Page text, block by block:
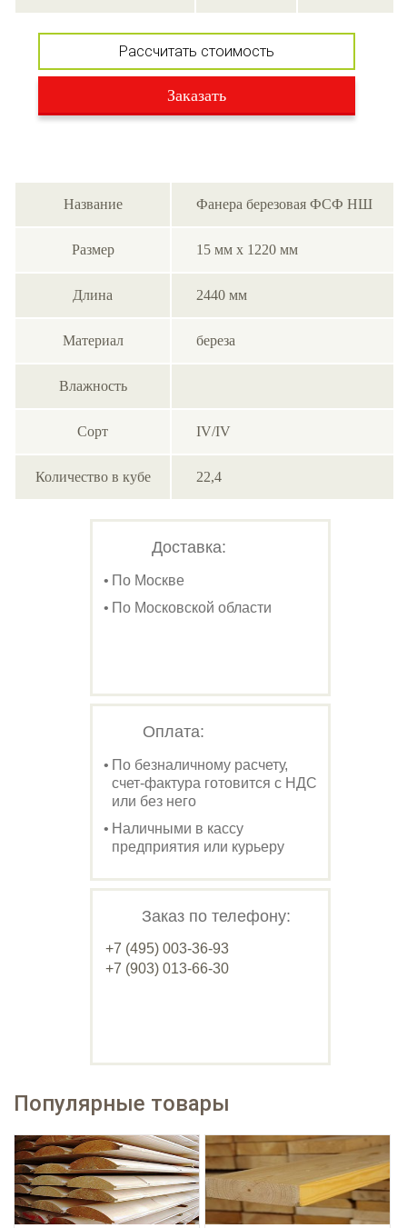
Рассчитать стоимость
Заказать
Название Фанера березовая ФСФ НШ
Размер 15 мм х 1220 мм
Длина 2440 мм
Материал береза
Влажность
Сорт IV/IV
Количество в кубе 22,4
Доставка:
По Москве
По Московской области
Оплата:
По безналичному расчету,
счет-фактура готовится с НДС
или без него
Наличными в кассу
предприятия или курьеру
Заказ по телефону:
+7 (495) 003-36-93
+7 (903) 013-66-30
Популярные товары